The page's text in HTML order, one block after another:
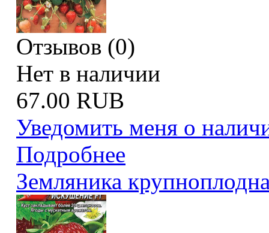
Отзывов (0)
Нет в наличии
67.00 RUB
Уведомить меня о
Подробнее
Земляника